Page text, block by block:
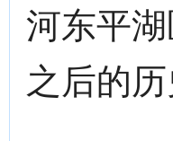
河东平
之后的历